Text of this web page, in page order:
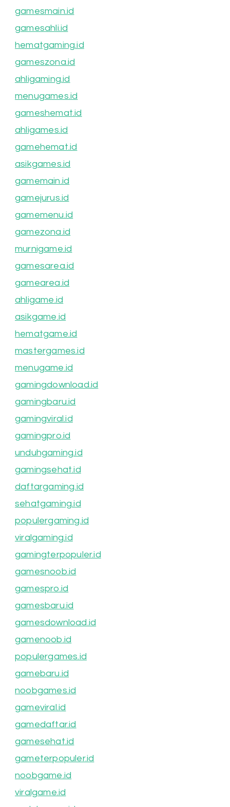
gamesmain.id
gamesahli.id
hematgaming.id
gameszona.id
ahligaming.id
menugames.id
gameshemat.id
ahligames.id
gamehemat.id
asikgames.id
gamemain.id
gamejurus.id
gamemenu.id
gamezona.id
murnigame.id
gamesarea.id
gamearea.id
ahligame.id
asikgame.id
hematgame.id
mastergames.id
menugame.id
gamingdownload.id
gamingbaru.id
gamingviral.id
gamingpro.id
unduhgaming.id
gamingsehat.id
daftargaming.id
sehatgaming.id
populergaming.id
viralgaming.id
gamingterpopuler.id
gamesnoob.id
gamespro.id
gamesbaru.id
gamesdownload.id
gamenoob.id
populergames.id
gamebaru.id
noobgames.id
gameviral.id
gamedaftar.id
gamesehat.id
gameterpopuler.id
noobgame.id
viralgame.id